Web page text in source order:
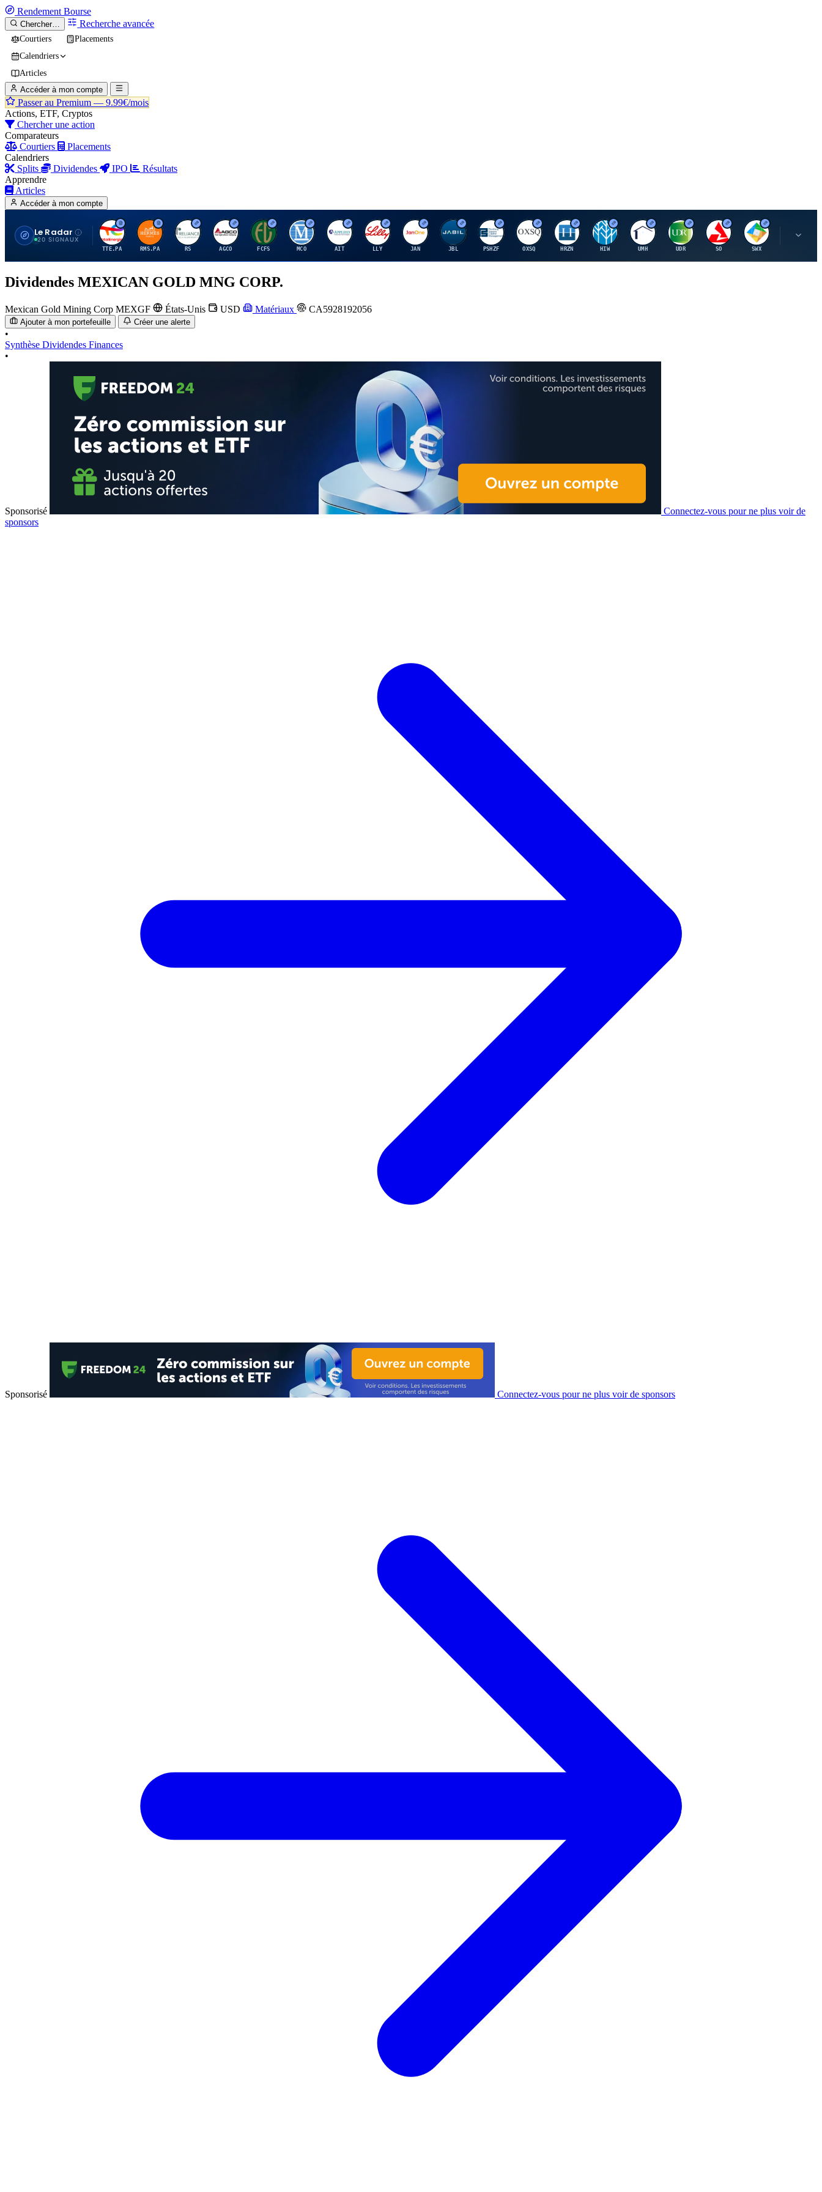
Rendement Bourse
Chercher… Recherche avancée
Courtiers
Placements
Calendriers
Articles
Accéder à mon compte
Passer au Premium — 9.99€/mois
Actions, ETF, Cryptos
Chercher une action
Comparateurs
Courtiers
Placements
Calendriers
Splits
Dividendes IPO
Résultats
Apprendre
Articles
Accéder à mon compte
Le Radar
20 SIGNAUX
T
TTE.PA
H
RMS.PA
R
RS
A
AGCO
F
FCFS
M
MCO
A
AIT
E
LLY
J
JAN
J
JBL
P
PSHZF
O
OXSQ
H
HRZN
H
HIW
U
UMH
U
UDR
S
SO
S
SWX
S
Dividendes MEXICAN GOLD MNG CORP.
Mexican Gold Mining Corp MEXGF États-Unis USD Matériaux CA5928192056
Ajouter à mon portefeuille Créer une alerte
•
Synthèse Dividendes Finances
•
Sponsorisé
Connectez-vous pour ne plus voir de
sponsors
Sponsorisé Connectez-vous pour ne plus voir de sponsors